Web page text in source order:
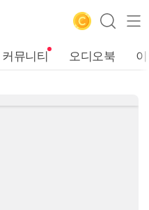
커뮤니티 오디오북